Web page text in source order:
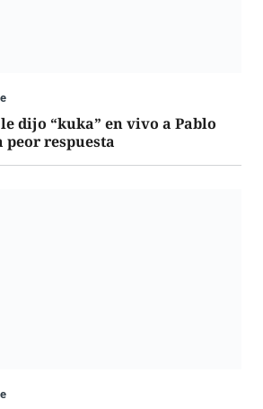
dijo “kuka” en vivo a Pablo
respuesta